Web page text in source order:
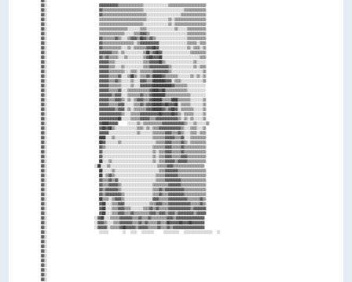
▓▓░░                      ▓▓▓▓▓▓▓▓▓▓▓▓▒▒▒▒▒▒▒▒▒▒▒▒▒▒▒▒░░░░░░░░░░░░░░░░▒▒▒▒▒▒▒▒▒▒▒▒▒▒▒▒▒▒▒▒▒▒▒▒
▓▓░░                      ▓▓▒▒▒▒▒▒▒▒▒▒▒▒▒▒▒▒▒▒▒▒▒▒▒▒▒▒░░░░░░░░░░░░░░░░░░░░░░░░░░▒▒▒▒▒▒▒▒▒▒▒▒▒▒
▓▓░░                      ▓▓▒▒▒▒▒▒▒▒▒▒▒▒▒▒▒▒▒▒▒▒▒▒▒▒▒▒▒▒░░░░░░░░░░░░░░░░░░░░░░▒▒▒▒▒▒▒▒▒▒▒▒▒▒▒▒
▓▓░░                      ▒▒▒▒▒▒▒▒▒▒▒▒▒▒▒▒▒▒▒▒▒▒▒▒▒▒▒▒▒▒░░░░░░░░░░░░░░▒▒░░▒▒▒▒▒▒▒▒▒▒▒▒▒▒▒▒▒▒▒▒
▓▓░░                      ▒▒▒▒▒▒▒▒▒▒▒▒▒▒▒▒▒▒▒▒▒▒▒▒▒▒▒▒░░░░░░░░░░░░░░░░▒▒░░▒▒▒▒▒▒▒▒▒▒▒▒▒▒▒▒▒▒▒▒
▓▓░░                      ▒▒▒▒▒▒▒▒▒▒▒▒▒▒▒▒▒▒░░░░░░░░▒▒▒▒░░░░░░░░░░░░░░░░░░▒▒░░░░░░▒▒▒▒▒▒▒▒▒▒▒▒
▓▓░░                      ▒▒▒▒▒▒▒▒▒▒▒▒▒▒▒▒░░░░░░▒▒▒▒▓▓▓▓▒▒░░░░░░░░░░░░░░░░░░░░░░░░▒▒▒▒▒▒▒▒▒▒▒▒
▓▓░░                      ▓▓▒▒▒▒▒▒▒▒▓▓▒▒░░░░▒▒▓▓▓▓▒▒██▓▓▒▒▓▓▒▒░░░░░░░░░░░░░░░░░░░░▒▒▒▒▒▒▒▒▒▒▒▒
▓▓░░                      ▓▓▒▒▒▒▒▒▒▒▒▒▒▒▒▒▒▒▒▒▒▒░░▒▒▓▓▓▓▓▓▓▓▓▓▓▓░░░░░░░░░░░░░░░░░░▒▒▒▒▒▒░░▒▒▒▒
▓▓░░                      ▓▓▒▒▒▒▒▒▒▒▒▒▒▒░░░░▒▒░░▒▒▒▒▒▒▒▒▓▓▓▓██▓▓░░░░░░░░░░░░░░░░░░▒▒░░▒▒▒▒░░▒▒
▓▓░░                      ▓▓▓▓▓▓▓▓▒▒▒▒░░▒▒░░░░░░░░░░░░▒▒██▒▒▓▓██▓▓░░░░░░░░░░░░░░░░░░▒▒▒▒▒▒▒▒▒▒
▓▓░░                      ▓▓▒▒▓▓▒▒▒▒▒▒░░░░▒▒░░░░░░░░░░▒▒▓▓██▓▓▓▓██░░░░░░░░░░░░░░░░░░░░░░░░▒▒▒▒
▓▓░░                      ▓▓▓▓▓▓▒▒▒▒░░░░░░░░░░░░░░░░░░▒▒▒▒▓▓▓▓▓▓██▒▒░░░░░░░░░░░░░░░░░░▒▒░░░░░░
▓▓░░                      ▓▓▓▓▓▓▒▒▒▒░░░░▒▒░░░░░░░░░░░░▒▒▒▒▓▓▓▓▓▓▓▓▓▓▓▓▒▒░░░░░░░░░░░░░░▒▒░░▒▒▒▒
▓▓░░                      ▓▓▓▓▓▓▒▒▒▒▒▒▒▒▒▒░░░░▒▒▒▒░░▒▒▒▒▒▒▒▒▓▓▓▓▓▓▓▓▓▓▒▒░░░░░░░░░░░░░░░░░░░░▒▒
▓▓░░                      ▓▓▓▓▓▓▒▒▒▒▒▒▓▓░░░░▒▒██▒▒░░▒▒▒▒▓▓▒▒██████▓▓▒▒▒▒▒▒▒▒░░░░░░░░▒▒░░▒▒░░▒▒
▓▓░░                      ▓▓▓▓▓▓▒▒▒▒▓▓▒▒░░░░░░▒▒░░░░▓▓▓▓▒▒▒▒████████▓▓▓▓░░▒▒▒▒░░░░░░░░░░░░░░▒▒
▓▓░░                      ▓▓▓▓▓▓▒▒▒▒▒▒▒▒░░░░░░▒▒░░░░▓▓▓▓▓▓▓▓████████████▓▓▒▒▒▒▒▒▒▒░░░░░░░░░░░░
▓▓░░                      ▓▓▓▓▓▓▒▒▒▒▒▒▓▓░░░░▒▒▒▒▒▒▒▒▒▒▒▒▒▒▓▓████▓▓██▒▒▒▒▒▒▒▒▒▒▒▒▒▒░░░░░░░░░░░░
▓▓░░                      ▓▓▓▓▓▓▓▓▒▒▓▓▓▓░░░░▒▒▒▒▒▒▒▒▓▓▒▒▒▒▓▓████████▒▒▒▒▒▒▒▒▒▒▒▒▒▒▒▒░░░░░░░░░░
▓▓░░                      ▓▓▓▓▓▓▒▒▒▒▓▓▓▓▒▒░░▒▒░░▒▒▓▓▓▓▒▒▒▒▓▓██████▒▒▒▒▒▒████▒▒▒▒▒▒▒▒░░░░░░░░▒▒
▓▓░░                      ▓▓▓▓▓▓▒▒▒▒▒▒▓▓▓▓░░░░░░▒▒▒▒▓▓▒▒▓▓▓▓██████▓▓██▓▓▓▓██░░▒▒▒▒▒▒░░░░░░░░▒▒
▓▓░░                      ▓▓▓▓▓▓▓▓▓▓▒▒▓▓▓▓░░▒▒░░▒▒▒▒▒▒▒▒▓▓▓▓██████▓▓▒▒▓▓██▓▓░░▒▒▒▒▒▒▒▒░░░░░░▒▒
▓▓░░                      ▓▓▓▓▓▓▓▓▓▓▓▓▓▓▒▒░░░░▒▒▒▒▒▒▓▓▓▓▓▓▓▓▓▓▓▓██▓▓▓▓▓▓██▓▓▒▒░░▒▒▒▒▒▒░░░░░░▒▒
▓▓░░                      ▓▓▓▓▓▓▓▓▓▓▓▓██░░░░░░▒▒▒▒▒▒▓▓▓▓▓▓▒▒▒▒▓▓▓▓▓▓▓▓▓▓▓▓▓▓▒▒░░▒▒░░▒▒░░░░░░▒▒
▓▓░░                      ▓▓████▓▓▓▓▓▓    ░░░░░░▒▒░░▒▒▒▒▒▒▒▒▒▒▒▒▓▓▓▓▓▓▓▓▓▓▓▓▓▓▒▒░░░░▒▒░░░░░░▒▒
▓▓░░                      ▓▓██▓▓██▒▒░░░░░░░░░░░░░░▒▒▒▒░░▒▒░░▒▒▒▒▓▓▓▓▓▓▓▓▓▓▓▓▓▓▒▒░░░░▒▒▒▒░░░░▒▒
▓▓░░                      ▓▓▓▓▓▓░░░░░░░░░░░░░░░░░░▒▒░░░░░░░░▒▒▒▒▒▒▒▒▓▓▓▓▒▒▒▒▓▓▒▒░░░░▒▒▒▒░░▒▒▒▒
▓▓░░                      ████░░░░▒▒░░░░░░░░░░░░░░░░░░░░░░░░▒▒▒▒▒▒▒▒▓▓▓▓▓▓▒▒▒▒▓▓░░░░▒▒▒▒▒▒▒▒▒▒
▓▓░░                      ██▓▓░░░░░░░░▒▒░░░░░░░░░░░░░░░░░░░░░░▒▒▒▒▒▒▓▓▓▓▒▒▒▒▒▒▓▓▒▒░░▒▒▒▒▒▒▒▒▒▒
▓▓░░                      ▓▓▒▒░░░░░░░░░░░░░░░░░░░░░░░░░░░░░░▒▒▒▒▒▒▒▒▓▓▓▓▒▒▒▒▒▒▓▓▒▒▒▒▒▒▒▒▒▒▒▒▒▒
▓▓░░                      ▓▓░░░░░░░░░░░░░░░░░░░░░░░░░░░░░░░░▒▒░░▒▒▒▒▓▓▓▓▒▒▒▒▒▒▓▓▒▒▒▒▒▒▒▒▒▒▒▒▒▒
▓▓░░                      ▓▓░░░░░░░░░░░░░░░░░░░░░░░░░░░░░░░░▒▒░░▒▒▒▒▓▓▓▓▒▒▒▒▒▒▓▓▓▓▒▒▒▒▒▒▒▒▒▒▒▒
▓▓░░                      ██░░░░▒▒░░░░░░░░░░░░░░░░░░░░░░░░░░▒▒░░▒▒▒▒▓▓▓▓▓▓▒▒▓▓▓▓▓▓▒▒▒▒▒▒▒▒▒▒▒▒
▓▓░░                    ░░██░░░░▒▒░░░░░░░░░░░░░░░░░░░░░░░░░░░░░░▒▒▒▒▒▒▓▓▓▓▒▒▒▒▒▒▒▒▒▒▒▒▒▒▒▒▒▒▒▒
▓▓░░                      ██░░░░░░▒▒░░░░░░░░░░░░░░░░░░░░░░░░░░░░▒▒▒▒▓▓▓▓▓▓▓▓▒▒▒▒▒▒▒▒▒▒▒▒▒▒▒▒▒▒
▓▓░░                      ██░░▒▒▓▓▒▒░░░░░░░░░░░░░░░░░░░░░░░░░░▒▒▒▒▒▒▓▓▓▓▓▓▓▓▒▒▒▒▒▒▒▒▒▒▒▒▒▒▒▒▒▒
▓▓░░                      ▓▓▒▒▒▒▓▓▒▒▓▓░░░░░░░░░░░░░░░░░░░░░░░░▒▒▒▒▒▒▓▓▓▓▓▓▓▓▓▓▒▒▒▒▒▒▒▒▒▒▒▒▒▒▒▒
▓▓░░                      ▓▓▒▒▒▒▓▓▓▓▓▓▒▒░░░░░░░░░░░░░░░░░░░░▒▒▒▒▒▒▒▒▒▒▓▓▓▓▓▓▓▓▒▒▒▒▒▒▒▒▒▒▒▒▒▒▒▒
▓▓░░                      ▓▓▒▒▓▓▓▓▓▓▓▓▒▒░░░░░░░░░░░░░░░░░░░░▒▒▒▒▓▓▒▒▓▓▓▓▓▓▓▓▓▓▓▓▒▒▒▒▒▒▒▒▒▒▒▒▒▒
▓▓░░                      ▓▓▒▒▓▓▓▓▓▓▓▓▓▓▒▒░░░░░░░░░░░░░░░░░░▒▒▒▒▓▓▒▒▒▒▓▓▓▓▓▓▓▓▓▓▒▒▒▒▒▒▒▒▒▒▒▒▒▒
▓▓░░                      ██▒▒▒▒░░▒▒▓▓▓▓▒▒░░░░░░░░░░░░░░░░░░▓▓▓▓▒▒▒▒▒▒▓▓▓▓▓▓▓▓▓▓▓▓▒▒▒▒▒▒▒▒▓▓▒▒
▓▓░░                      ▓▓██░░░░▒▒▒▒▓▓▓▓░░░░░░░░░░░░░░░░▒▒▒▒▓▓▓▓▒▒▒▒▓▓▓▓▓▓▓▓▓▓▓▓▓▓▒▒▒▒▒▒▓▓▒▒
▓▓░░                      ▓▓██░░░░▒▒▒▒▓▓▓▓▒▒▒▒░░░░░░░░▒▒▒▒▓▓▒▒▓▓▒▒▒▒▒▒▓▓▓▓▓▓▓▓▓▓▓▓▓▓▒▒▓▓▓▓▓▓▓▓
▓▓░░                      ▓▓██░░░░▒▒▒▒▓▓▓▓▒▒▒▒▓▓▒▒▒▒▒▒▒▒▒▒▓▓▓▓▒▒▓▓▓▓▒▒▓▓▓▓▒▒▓▓▓▓▓▓▓▓▓▓▒▒▓▓▓▓▓▓
▓▓░░                    ░░▓▓██░░░░▒▒▒▒▒▒▓▓▓▓▓▓▓▓▒▒▒▒▓▓▒▒▒▒▓▓▒▒▒▒▒▒▒▒▒▒▓▓▓▓▒▒▓▓▓▓▓▓▓▓▓▓▓▓▓▓▓▓▓▓
▓▓░░                    ░░▓▓▓▓▒▒░░░░▒▒▒▒▓▓▓▓▓▓▓▓▒▒▒▒▓▓▒▒▓▓▒▒▒▒▒▒▓▓▒▒▒▒██▓▓▓▓▓▓██▓▓▓▓██▓▓▓▓▓▓▓▓
▓▓░░                    ░░▓▓▓▓▓▓░░▒▒▒▒▒▒▓▓██▓▓▓▓▓▓▒▒▓▓▓▓▓▓▒▒▒▒▒▒▓▓▒▒▒▒▓▓▒▒▓▓▓▓▓▓▓▓▓▓▓▓▓▓▓▓▓▓▓▓
▓▓░░                      ░░░░░░      ░░  ░░░░  ░░░░░░░░    ░░░░░░░░░░  ░░░░░░░░░░░░░░░░░░  ░░
▓▓░░
▓▓░░
▓▓░░
▓▓░░
▓▓░░
▓▓░░
▓▓░░
▓▓░░
▓▓░░
▓▓░░